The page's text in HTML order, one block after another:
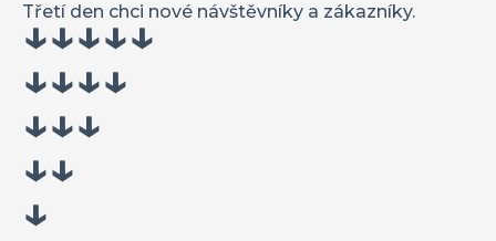
Třetí den chci nové návštěvníky a zákazníky.
↓↓↓↓↓
↓↓↓↓
↓↓↓
↓↓
↓